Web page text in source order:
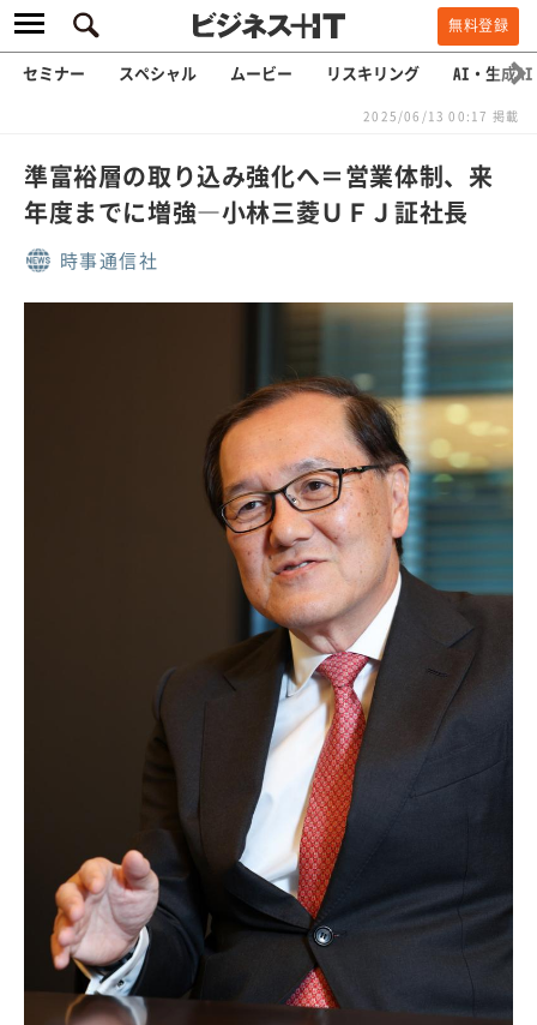
無料登録
セミナー スペシャル ムービー リスキリング AI・生成AI
2025/06/13 00:17 掲載
準富裕層の取り込み強化へ＝営業体制、来
年度までに増強―小林三菱ＵＦＪ証社長
時事通信社